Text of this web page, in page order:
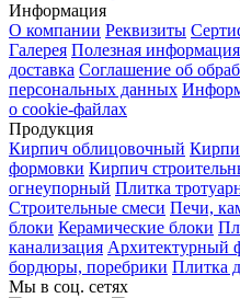
Информация
О компании Реквизиты
Галерея Полезная информация
доставка Соглашение об
персональных данных
о cookie-файлах
Продукция
Кирпич облицовочный
формовки Кирпич
огнеупорный Плитка
Строительные смеси Печи,
блоки Керамические блоки
канализация Архитектурный
бордюры, поребрики Плитка
Мы в соц. сетях